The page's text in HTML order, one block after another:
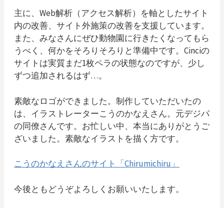
主に、Web解析（アクセス解析）を軸としたサイト
内の改善、サイト外施策の改善を支援しています。
また、みなさんにぜひ動物園に行きたくなってもら
うべく、何かをそろりそろりと準備中です。Cinciの
サイトは実質まだ1枚ペラの状態なのですが、少し
ずつ追加されるはず…。
素敵なロゴができました。制作していただいたの
は、イラストレーターこうのかなえさん。元デジパ
の同僚さんです。お忙しい中、本当にありがとうご
ざいました。素敵なイラストを描く方です。
こうのかなえさんのサイト「Chirumichiru」
今後ともどうぞよろしくお願いいたします。